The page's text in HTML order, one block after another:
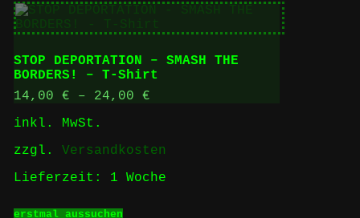
mehrere
Varianten
auf.
Die
Optionen
können
auf
werden
STOP DEPORTATION – SMASH THE
BORDERS! – T-Shirt
14,00 € – 24,00 €
inkl. MwSt.
zzgl. Versandkosten
Lieferzeit: 1 Woche
erstmal aussuchen